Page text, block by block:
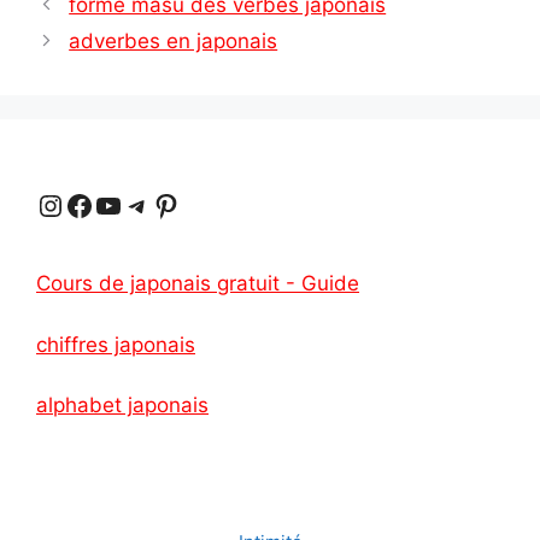
forme masu des verbes japonais
adverbes en japonais
Instagram Facebook YouTube Telegram Pinterest
Cours de japonais gratuit - Guide
chiffres japonais
alphabet japonais